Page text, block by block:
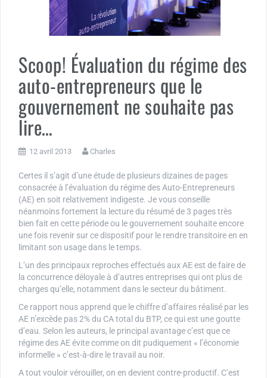
Scoop! Évaluation du régime des
auto-entrepreneurs que le
gouvernement ne souhaite pas
lire…
12 avril 2013 Charles
Certes il s’agit d’une étude de plusieurs dizaines de pages
consacrée à l’évaluation du régime des Auto-Entrepreneurs
(AE) en soit relativement indigeste. Je vous conseille
néanmoins fortement la lecture du résumé de 3 pages très
bien fait en cette période ou le gouvernement souhaite encore
une fois revenir sur ce dispositif pour le rendre transitoire en en
limitant son usage dans le temps.
L’un des principaux reproches effectués aux AE est de faire de
la concurrence déloyale à d’autres entreprises qui ont plus de
charges qu’elle, notamment dans le secteur du bâtiment.
Ce rapport nous apprend que le chiffre d’affaires réalisé par les
AE n’excède pas 2% du CA total du BTP, ce qui est une goutte
d’eau. Selon les auteurs, le principal avantage c’est que ce
régime des AE évite comme on dit pudiquement « l’économie
informelle » c’est-à-dire le travail au noir.
A tout vouloir vérouiller, on en devient contre-productif. C’est